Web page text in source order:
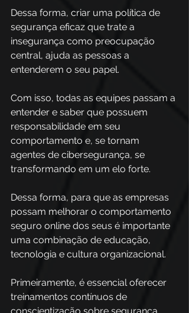
Dessa forma, criar uma política de
segurança eficaz que trate a
insegurança como preocupação
central, ajuda as pessoas a
entenderem o seu papel.
Com isso, todas as equipes passam a
entender e saber que possuem
responsabilidade em seu
comportamento e, se tornam
agentes de cibersegurança, se
transformando em um elo forte.
Dessa forma, para que as empresas
possam melhorar o comportamento
seguro online dos seus é importante
uma combinação de educação,
tecnologia e cultura organizacional.
Primeiramente, é essencial oferecer
treinamentos contínuos de